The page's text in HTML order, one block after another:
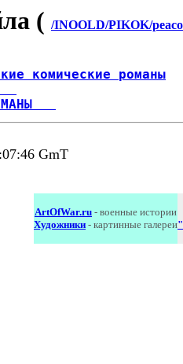
( /INOOLD/PIKOK/
комические романы
GmT
ArtOfWar.ru - военные истории
Художники - картинные галереи